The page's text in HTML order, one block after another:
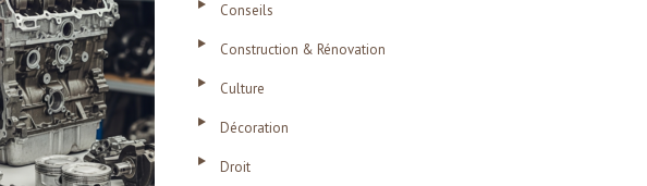
Conseils
Construction & Rénovation
Culture
Décoration
Droit